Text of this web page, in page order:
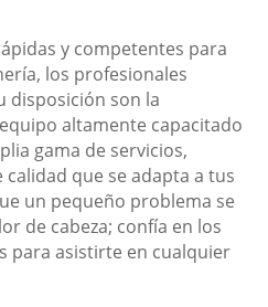
y competentes para
los profesionales
disposición son la
altamente capacitado
gama de servicios,
que se adapta a tus
un pequeño problema se
de cabeza; confía en los
para asistirte en cualquier